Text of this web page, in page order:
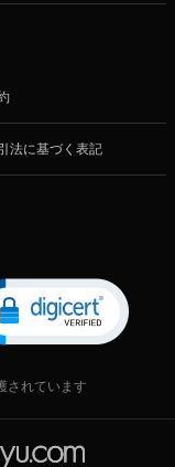
法に基づく表記
されています